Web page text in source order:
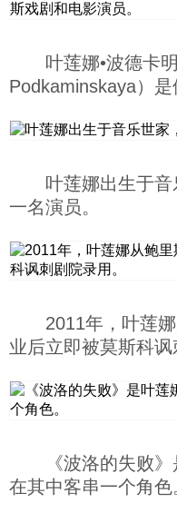
评论
科技
社会
文化
历史
旅游
叶莲娜•波德卡
Podkaminskaya）是
叶莲娜出生于
一名演员。
2011年，叶莲
业后立即被莫斯科讽
《波洛的失败
在其中客串一个角色